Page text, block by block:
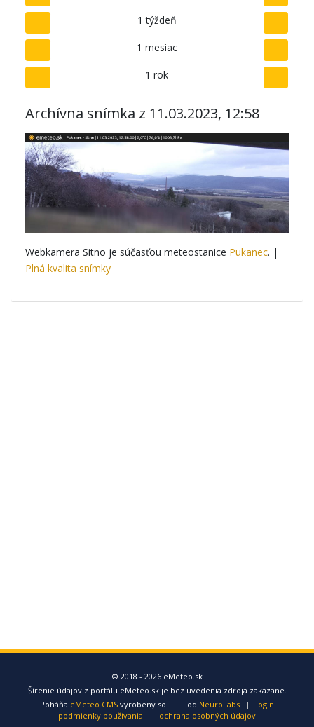
1 týždeň
1 mesiac
1 rok
Archívna snímka z 11.03.2023, 12:58
Webkamera Sitno je súčasťou meteostanice Pukanec. |
Plná kvalita snímky
© 2018 - 2026 eMeteo.sk
Šírenie údajov z portálu eMeteo.sk je bez uvedenia zdroja zakázané.
Poháňa eMeteo CMS vyrobený so od NeuroLabs |
login
podmienky používania
| ochrana osobných údajov